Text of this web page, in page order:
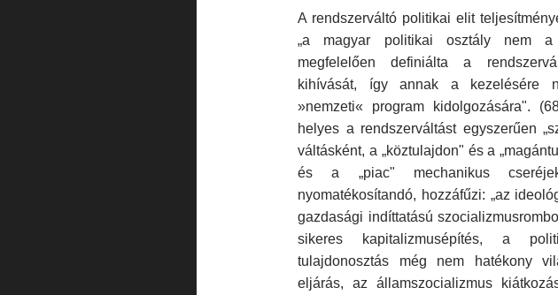
A rendszerváltó politikai elit
„a magyar politikai osztály nem a
megfelelően definiálta a
kihívását, így annak a kezelésére
»nemzeti« program kidolgozására".
helyes a rendszerváltást egyszerűen
váltásként, a „köztulajdon" és a
és a „piac" mechanikus
nyomatékosítandó, hozzáfűzi: „az
gaz­dasági indíttatású
sikeres kapitalizmusépítés, a
tulajdonosztás még nem hatékony
eljárás, az államszocializmus